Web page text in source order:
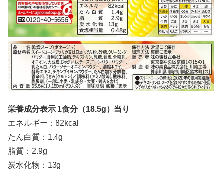
栄養成分表示 1食分（18.5g）当り
エネルギー：82kcal
たん白質：1.4g
脂質：2.9g
炭水化物：13g